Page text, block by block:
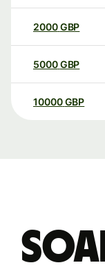
2000GBP
5000GBP
10000 GBP